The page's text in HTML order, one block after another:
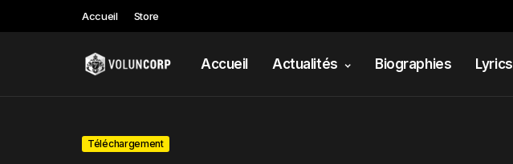
Accueil Store
Accueil Actualités Biographies Lyrics
Téléchargement